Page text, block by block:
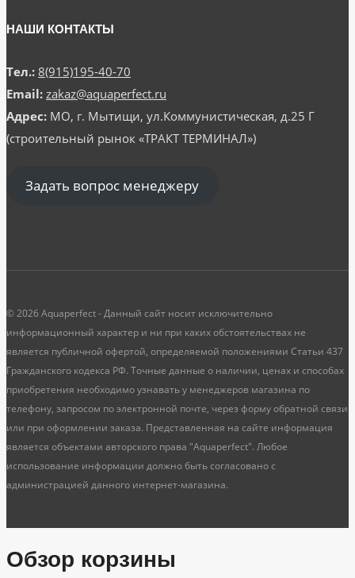
НАШИ КОНТАКТЫ
Тел.: 8(915)195-40-70
Email: zakaz@aquaperfect.ru
Адрес: МО, г. Мытищи, ул.Коммунистическая, д.25 Г
(строительный рынок «ТРАКТ ТЕРМИНАЛ»)
Задать вопрос менеджеру
© 2026 Aquaperfect - Данный сайт носит исключительно
информационный характер и ни при каких обстоятельствах не
является публичной офертой, определяемой положениями Статьи 437
Гражданского кодекса РФ. Точные данные о наличии, ценах и способах
приобретения необходимо узнавать у менеджеров магазина по
телефону, запросом по электронной почте, через форму обратной связи
или при оформлении заказа. Представленная на сайте информация
является объектами авторского права "Aquaperfect". Любое
использование информации должно быть согласовано с
администрацией данного интернет-магазина.
Обзор корзины